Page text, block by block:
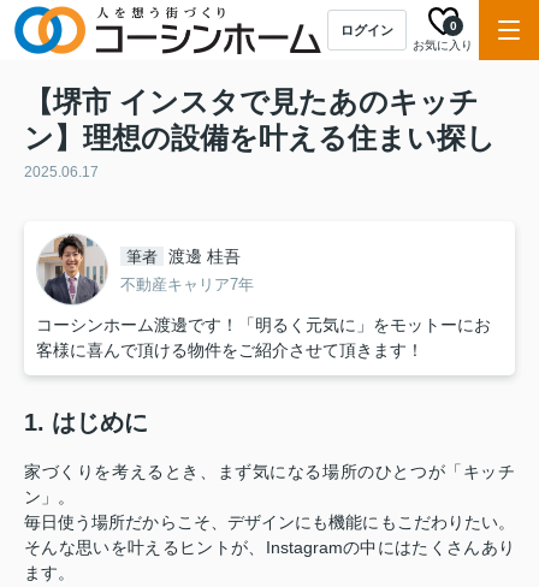
ログイン
お気に入り
0
【堺市 インスタで見たあのキッチ
ン】理想の設備を叶える住まい探し
2025.06.17
筆者 渡邊 桂吾
不動産キャリア7年
コーシンホーム渡邊です！「明るく元気に」をモットーにお
客様に喜んで頂ける物件をご紹介させて頂きます！
1. はじめに
家づくりを考えるとき、まず気になる場所のひとつが「キッチ
ン」。
毎日使う場所だからこそ、デザインにも機能にもこだわりたい。
そんな思いを叶えるヒントが、Instagramの中にはたくさんあり
ます。